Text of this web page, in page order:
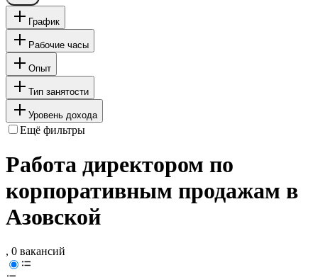
График
Рабочие часы
Опыт
Тип занятости
Уровень дохода
Ещё фильтры
Работа директором по
корпоративным продажам в
Азовской
, 0 вакансий